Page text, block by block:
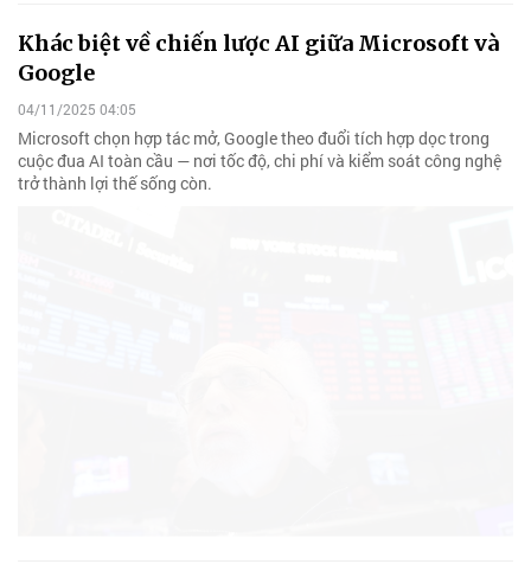
Khác biệt về chiến lược AI giữa Microsoft và
Google
04/11/2025 04:05
Microsoft chọn hợp tác mở, Google theo đuổi tích hợp dọc trong
cuộc đua AI toàn cầu — nơi tốc độ, chi phí và kiểm soát công nghệ
trở thành lợi thế sống còn.